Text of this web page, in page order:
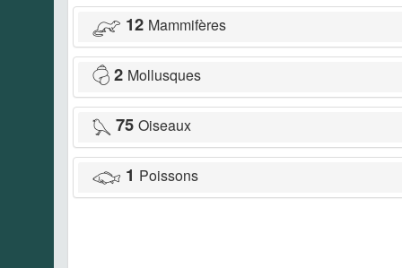
12 Mammifères
2 Mollusques
75 Oiseaux
1 Poissons